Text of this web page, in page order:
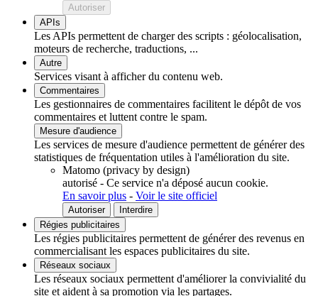
Autoriser
APIs
Les APIs permettent de charger des scripts : géolocalisation,
moteurs de recherche, traductions, ...
Autre
Services visant à afficher du contenu web.
Commentaires
Les gestionnaires de commentaires facilitent le dépôt de vos
commentaires et luttent contre le spam.
Mesure d'audience
Les services de mesure d'audience permettent de générer des
statistiques de fréquentation utiles à l'amélioration du site.
Matomo (privacy by design)
autorisé - Ce service n'a déposé aucun cookie.
En savoir plus - Voir le site officiel
Autoriser
Interdire
Régies publicitaires
Les régies publicitaires permettent de générer des revenus en
commercialisant les espaces publicitaires du site.
Réseaux sociaux
Les réseaux sociaux permettent d'améliorer la convivialité du
site et aident à sa promotion via les partages.